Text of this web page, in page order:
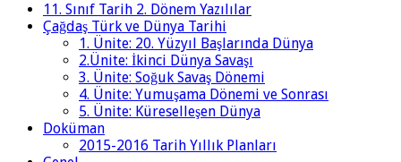
11. Sınıf Tarih 2. Dönem Yazılılar
Çağdaş Türk ve Dünya Tarihi
1. Ünite: 20. Yüzyıl Başlarında Dünya
2.Ünite: İkinci Dünya Savaşı
3. Ünite: Soğuk Savaş Dönemi
4. Ünite: Yumuşama Dönemi ve Sonrası
5. Ünite: Küreselleşen Dünya
Doküman
2015-2016 Tarih Yıllık Planları